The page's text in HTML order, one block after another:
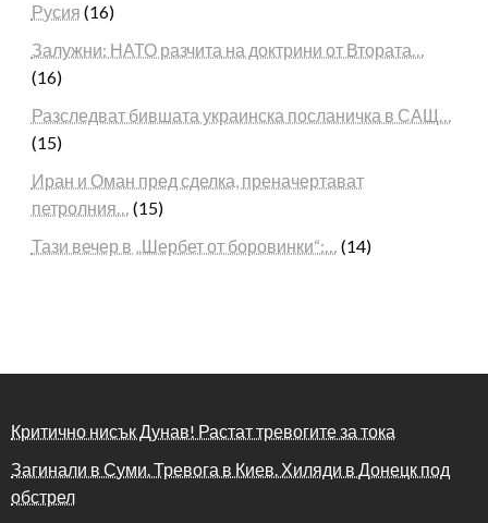
Русия (16)
Залужни: НАТО разчита на доктрини от Втората…
(16)
Разследват бившата украинска посланичка в САЩ…
(15)
Иран и Оман пред сделка, преначертават
петролния… (15)
Тази вечер в „Шербет от боровинки“:… (14)
Критично нисък Дунав! Растат тревогите за тока
Загинали в Суми. Тревога в Киев. Хиляди в Донецк под
обстрел